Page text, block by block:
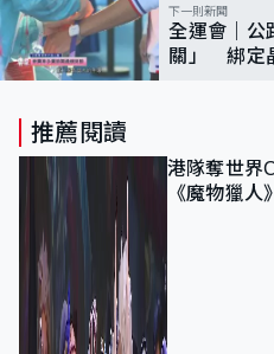
下一則新聞
全運會｜公
關」 綁定
推薦閱讀
港隊奪世
《魔物獵